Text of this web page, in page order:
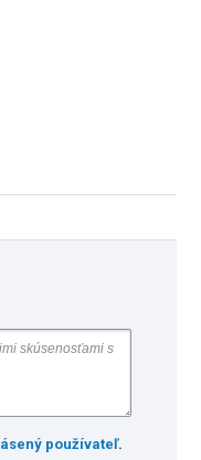
používateľ.